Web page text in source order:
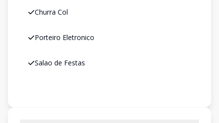
Churra Col
Porteiro Eletronico
Salao de Festas